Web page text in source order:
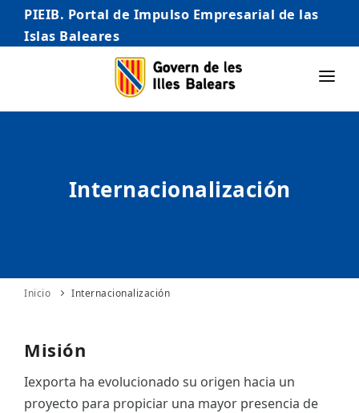
PIEIB. Portal de Impulso Empresarial de las
Islas Baleares
INICIO
AUTÓNOMO/AUTÓNOMA
INTERNACIONALIZACIÓN
ES
Internacionalización
Inicio Internacionalización
Misión
Iexporta ha evolucionado su origen hacia un
proyecto para propiciar una mayor presencia de